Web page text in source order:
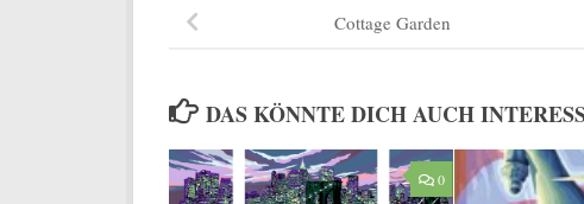
Cottage Garden
DAS KÖNNTE DICH AUCH
0